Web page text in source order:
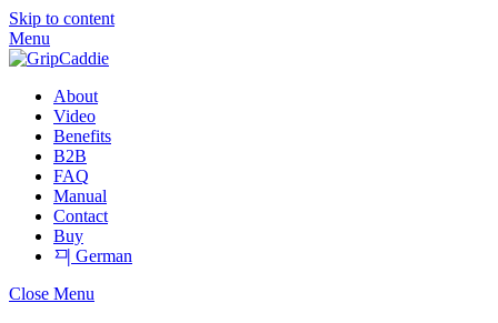
Skip to content
Menu
About
Video
Benefits
B2B
FAQ
Manual
Contact
Buy
German
Close Menu